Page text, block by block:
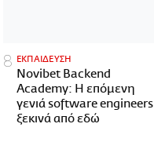
ΕΚΠΑΙΔΕΥΣΗ
Novibet Backend
Academy: Η επόμενη
γενιά software engineers
ξεκινά από εδώ